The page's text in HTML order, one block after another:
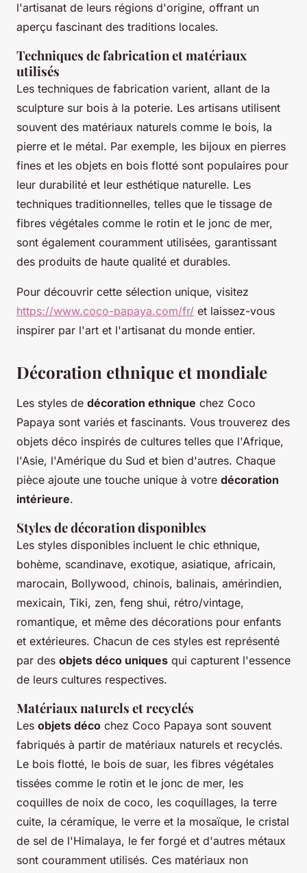
l'artisanat de leurs régions d'origine, offrant un
aperçu fascinant des traditions locales.
Techniques de fabrication et matériaux
utilisés
Les techniques de fabrication varient, allant de la
sculpture sur bois à la poterie. Les artisans utilisent
souvent des matériaux naturels comme le bois, la
pierre et le métal. Par exemple, les bijoux en pierres
fines et les objets en bois flotté sont populaires pour
leur durabilité et leur esthétique naturelle. Les
techniques traditionnelles, telles que le tissage de
fibres végétales comme le rotin et le jonc de mer,
sont également couramment utilisées, garantissant
des produits de haute qualité et durables.
Pour découvrir cette sélection unique, visitez
https://www.coco-papaya.com/fr/ et laissez-vous
inspirer par l'art et l'artisanat du monde entier.
Décoration ethnique et mondiale
Les styles de décoration ethnique chez Coco
Papaya sont variés et fascinants. Vous trouverez des
objets déco inspirés de cultures telles que l'Afrique,
l'Asie, l'Amérique du Sud et bien d'autres. Chaque
pièce ajoute une touche unique à votre décoration
intérieure.
Styles de décoration disponibles
Les styles disponibles incluent le chic ethnique,
bohème, scandinave, exotique, asiatique, africain,
marocain, Bollywood, chinois, balinais, amérindien,
mexicain, Tiki, zen, feng shui, rétro/vintage,
romantique, et même des décorations pour enfants
et extérieures. Chacun de ces styles est représenté
par des objets déco uniques qui capturent l'essence
de leurs cultures respectives.
Matériaux naturels et recyclés
Les objets déco chez Coco Papaya sont souvent
fabriqués à partir de matériaux naturels et recyclés.
Le bois flotté, le bois de suar, les fibres végétales
tissées comme le rotin et le jonc de mer, les
coquilles de noix de coco, les coquillages, la terre
cuite, la céramique, le verre et la mosaïque, le cristal
de sel de l'Himalaya, le fer forgé et d'autres métaux
sont couramment utilisés. Ces matériaux non